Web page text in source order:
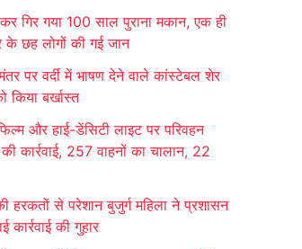
गिर गया 100 साल पुराना मकान, एक ही
के छह लोगों की गई जान
पर वर्दी में भाषण देने वाले कांस्टेबल शेर
किया बर्खास्त
और हाई-डेंसिटी लाइट पर परिवहन
की कार्रवाई, 257 वाहनों का चालान, 22
हरकतों से परेशान बुजुर्ग महिला ने प्रशासन
कार्रवाई की गुहार